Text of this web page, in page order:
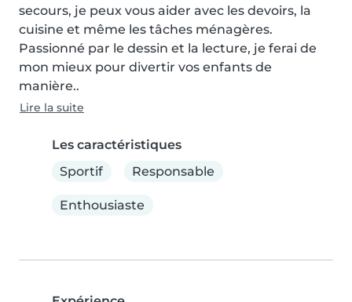
secours, je peux vous aider avec les devoirs, la
cuisine et même les tâches ménagères.
Passionné par le dessin et la lecture, je ferai de
mon mieux pour divertir vos enfants de
manière..
Lire la suite
Les caractéristiques
Sportif
Responsable
Enthousiaste